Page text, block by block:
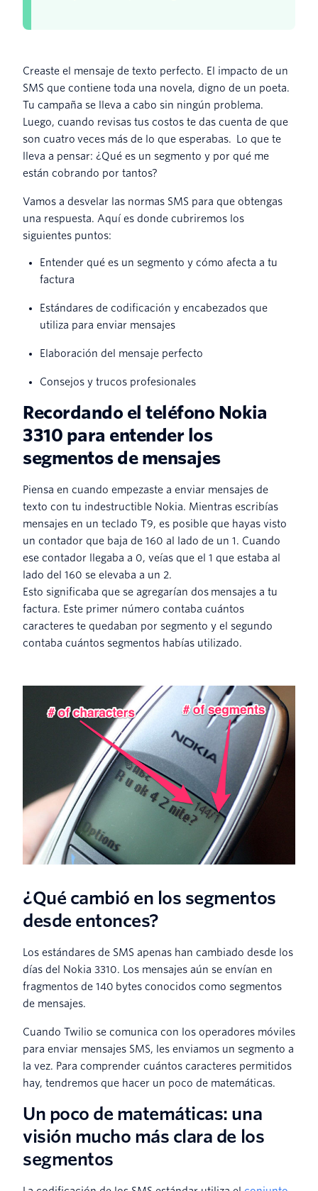
Creaste el mensaje de texto perfecto. El impacto de un
SMS que contiene toda una novela, digno de un poeta.
Tu campaña se lleva a cabo sin ningún problema.
Luego, cuando revisas tus costos te das cuenta de que
son cuatro veces más de lo que esperabas. Lo que te
lleva a pensar: ¿Qué es un segmento y por qué me
están cobrando por tantos?
Vamos a desvelar las normas SMS para que obtengas
una respuesta. Aquí es donde cubriremos los
siguientes puntos:
Entender qué es un segmento y cómo afecta a tu
factura
Estándares de codificación y encabezados que
utiliza para enviar mensajes
Elaboración del mensaje perfecto
Consejos y trucos profesionales
Recordando el teléfono Nokia
3310 para entender los
segmentos de mensajes
Piensa en cuando empezaste a enviar mensajes de
texto con tu indestructible Nokia. Mientras escribías
mensajes en un teclado T9, es posible que hayas visto
un contador que baja de 160 al lado de un 1. Cuando
ese contador llegaba a 0, veías que el 1 que estaba al
lado del 160 se elevaba a un 2.
Esto significaba que se agregarían dos mensajes a tu
factura. Este primer número contaba cuántos
caracteres te quedaban por segmento y el segundo
contaba cuántos segmentos habías utilizado.
¿Qué cambió en los segmentos
desde entonces?
Los estándares de SMS apenas han cambiado desde los
días del Nokia 3310. Los mensajes aún se envían en
fragmentos de 140 bytes conocidos como segmentos
de mensajes.
Cuando Twilio se comunica con los operadores móviles
para enviar mensajes SMS, les enviamos un segmento a
la vez. Para comprender cuántos caracteres permitidos
hay, tendremos que hacer un poco de matemáticas.
Un poco de matemáticas: una
visión mucho más clara de los
segmentos